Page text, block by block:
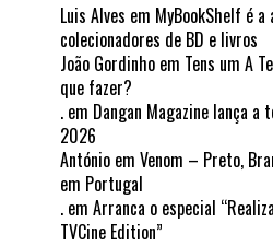
Luis Alves em MyBookShelf é
colecionadores de BD e livros
João Gordinho em Tens um A
que fazer?
. em Dangan Magazine lança
2026
António em Venom – Preto,
em Portugal
. em Arranca o especial
TVCine Edition”